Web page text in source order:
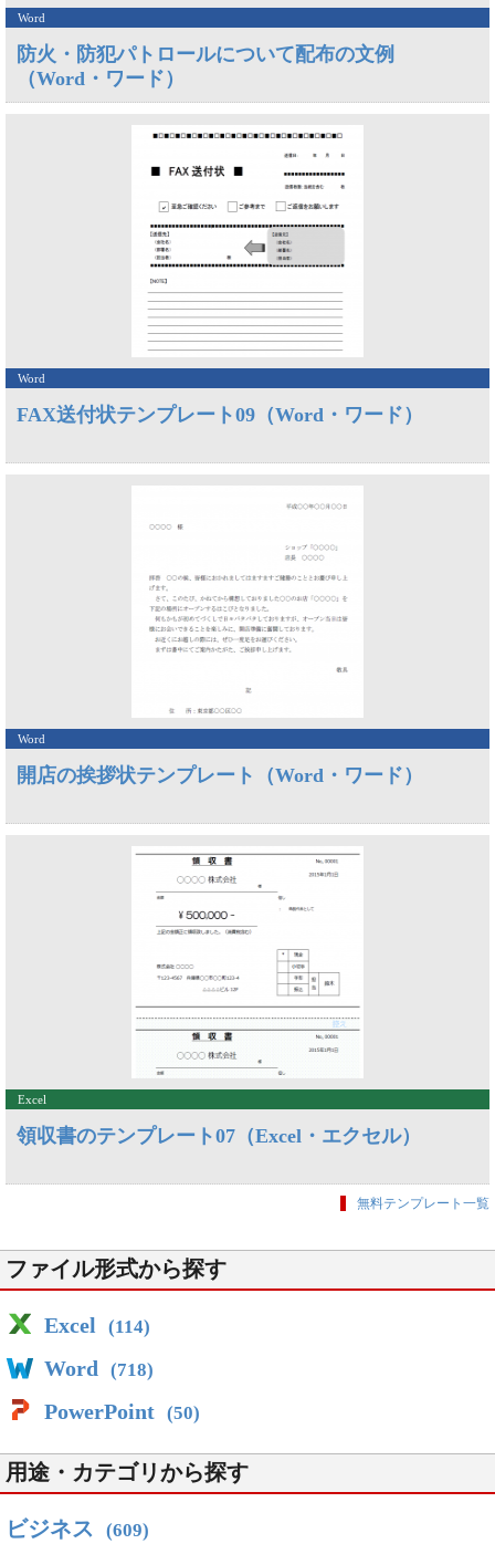
Word
防火・防犯パトロールについて配布の文例
（Word・ワード）
Word
FAX送付状テンプレート09（Word・ワード）
Word
開店の挨拶状テンプレート（Word・ワード）
Excel
領収書のテンプレート07（Excel・エクセル）
無料テンプレート一覧
ファイル形式から探す
Excel (114)
Word (718)
PowerPoint (50)
用途・カテゴリから探す
ビジネス (609)